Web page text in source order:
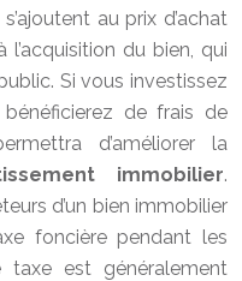
au prix d’achat
l’acquisition du bien, qui
Si vous investissez
de frais de
d’améliorer la
immobilier.
d’un bien immobilier
foncière pendant les
taxe est généralement